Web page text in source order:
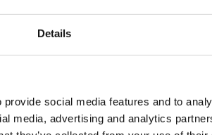
Details
social media features and to
media, advertising and analytics